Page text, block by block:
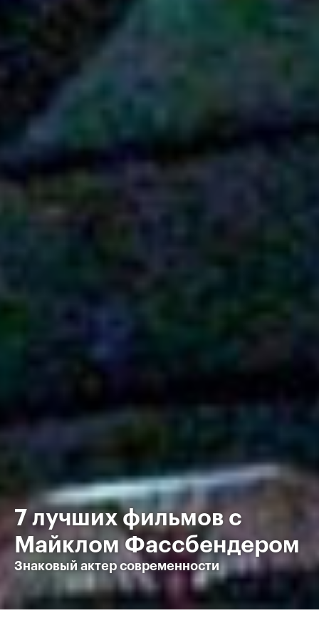
7 лучших фильмов с
Майклом Фассбендером
Знаковый актер современности